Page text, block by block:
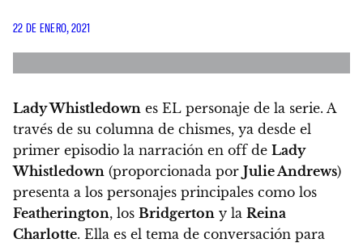
22 DE ENERO, 2021
Lady Whistledown es EL personaje de la serie. A
través de su columna de chismes, ya desde el
primer episodio la narración en off de Lady
Whistledown (proporcionada por Julie Andrews)
presenta a los personajes principales como los
Featherington, los Bridgerton y la Reina
Charlotte. Ella es el tema de conversación para